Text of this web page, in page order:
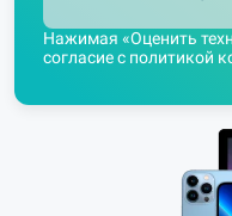
Нажимая «Оценить
согласие с политикой